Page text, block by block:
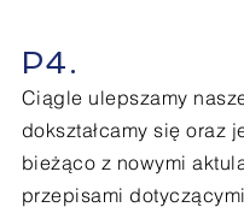
P4.
Ciągle ulepszamy
dokształcamy się oraz
bieżąco z nowymi
przepisami dotyczącymi